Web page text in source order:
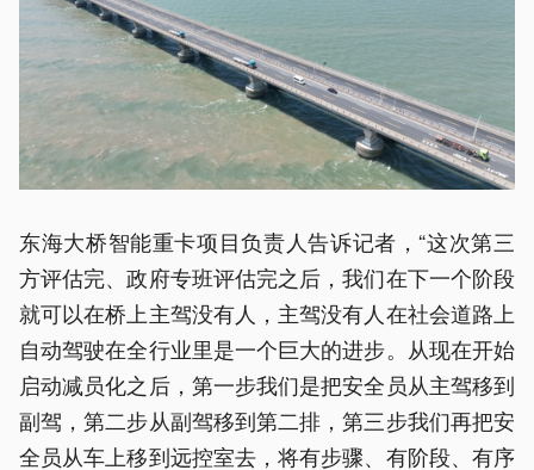
东海大桥智能重卡项目负责人告诉记者，“这次第三
方评估完、政府专班评估完之后，我们在下一个阶段
就可以在桥上主驾没有人，主驾没有人在社会道路上
自动驾驶在全行业里是一个巨大的进步。从现在开始
启动减员化之后，第一步我们是把安全员从主驾移到
副驾，第二步从副驾移到第二排，第三步我们再把安
全员从车上移到远控室去，将有步骤、有阶段、有序